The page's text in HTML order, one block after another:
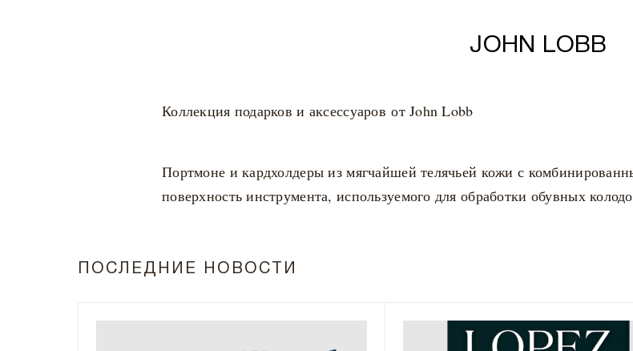
JOHN LOBB
Коллекция подарков и аксессуаров от John Lobb
Портмоне и кардхолдеры из мягчайшей телячьей кожи с
поверхность инструмента, используемого для обработки обувных
ПОСЛЕДНИЕ НОВОСТИ